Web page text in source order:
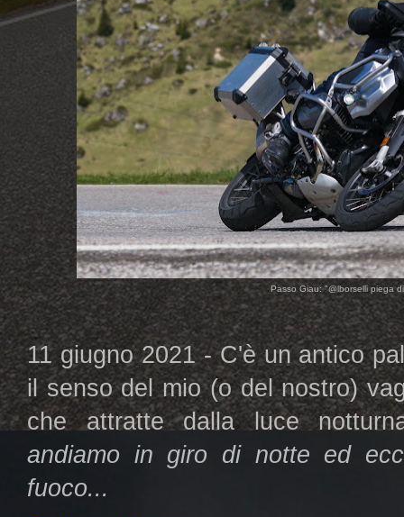
Passo Giau: "@lborselli piega
11 giugno 2021 - C'è un antico
il senso del mio (o del nostro)
che attratte dalla luce
andiamo in giro di notte ed
fuoco...